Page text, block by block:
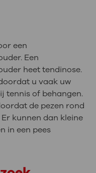
een
Een
heet tendinose.
u vaak uw
tennis of behangen.
de pezen rond
kunnen dan kleine
in een pees